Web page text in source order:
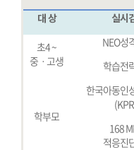
대 상
실시
초4 ~
중ㆍ고생
NEO성
학습전
학부모
한국아동인
168
적응진